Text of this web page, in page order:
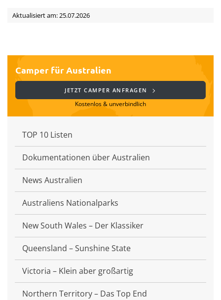
Aktualisiert am: 25.07.2026
Camper für Australien
JETZT CAMPER ANFRAGEN
Kostenlos & unverbindlich
TOP 10 Listen
Dokumentationen über Australien
News Australien
Australiens Nationalparks
New South Wales – Der Klassiker
Queensland – Sunshine State
Victoria – Klein aber großartig
Northern Territory – Das Top End